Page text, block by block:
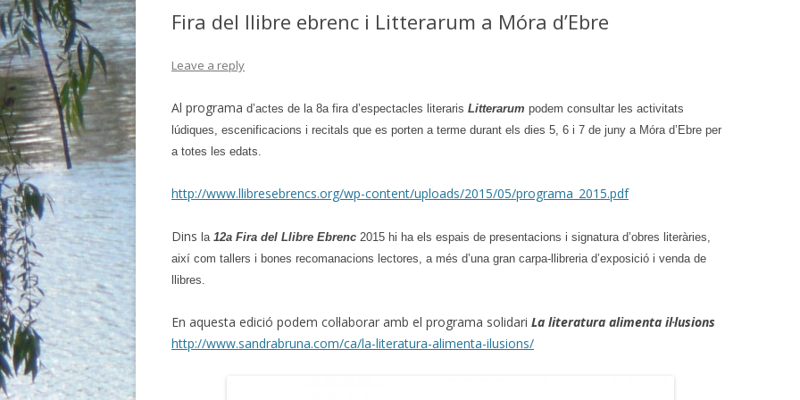
BIBLIO.ESC. BENISSANET
BIBLIO. ZER RIBERA NORD
BIBLIO. INS-ESC. MÓRA LA NOVA
BIBLIO. ESC. MIRAVET
BIBLIO. ESC. LA PALMA
MALETA DE
MALETA
MALETA
CONTES
MALETA
CURS 2020-21
PARTICIPANTS AL SEMINARI DE
BIBLIOTEQUES ESCOLARS RIBERA
PARTICIPANTS SEMINARI
PARTICIPANTS SEMINARI
CELEBREM 5 ANYS DE SEMINARI
DE BIBLIOTEQUES
Fira del llibre ebrenc i Litterarum a Móra d’Ebre
Leave a reply
Al programa d’actes de la 8a fira d’espectacles literaris Litterarum podem consultar les activitats
lúdiques, escenificacions i recitals que es porten a terme durant els dies 5, 6 i 7 de juny a Móra d’Ebre per
a totes les edats.
http://www.llibresebrencs.org/wp-content/uploads/2015/05/programa_2015.pdf
Dins la 12a Fira del Llibre Ebrenc 2015 hi ha els espais de presentacions i signatura d’obres literàries,
així com tallers i bones recomanacions lectores, a més d’una gran carpa-llibreria d’exposició i venda de
llibres.
En aquesta edició podem col·laborar amb el programa solidari La literatura alimenta il·lusions
http://www.sandrabruna.com/ca/la-literatura-alimenta-ilusions/